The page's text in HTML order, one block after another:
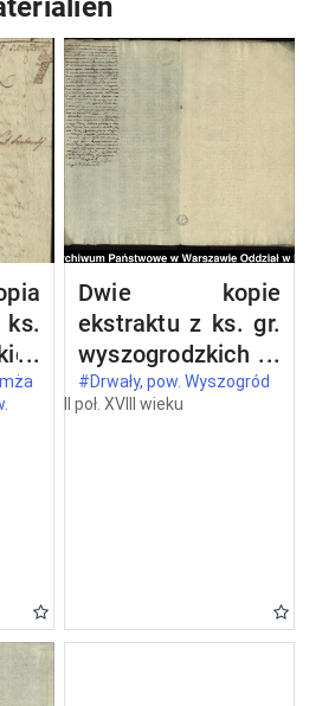
Dwie kopie
ekstraktu z ks. gr.
wyszogrodzkich
oblaty z 1731 roku
dokumentu, w
przywilej
#Drwały, pow. Wyszogród
II poł. XVIII wieku